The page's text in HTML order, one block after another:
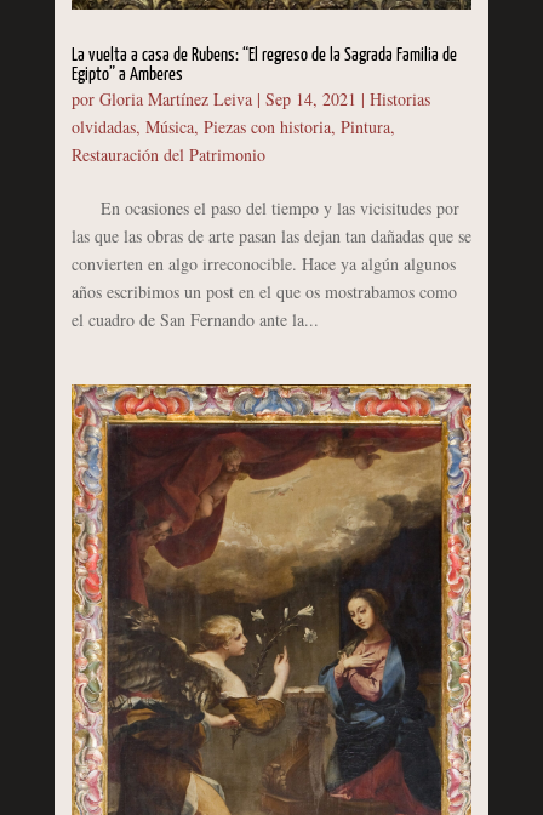
La vuelta a casa de Rubens: “El regreso de la Sagrada Familia de
Egipto” a Amberes
por Gloria Martínez Leiva| Sep 14, 2021 | Historias
olvidadas, Música, Piezas con historia, Pintura,
Restauración del Patrimonio
En ocasiones el paso del tiempo y las vicisitudes por
las que las obras de arte pasan las dejan tan dañadas que se
convierten en algo irreconocible. Hace ya algún algunos
años escribimos un post en el que os mostrabamos como
el cuadro de San Fernando ante la...